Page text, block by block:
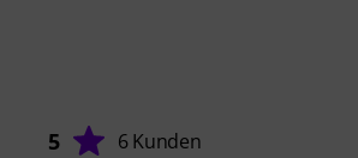
5 6 Kunden